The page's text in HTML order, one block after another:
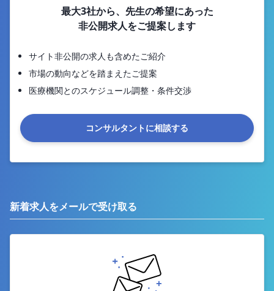
最大3社から、先生の希望にあった
非公開求人をご提案します
サイト非公開の求人も含めたご紹介
市場の動向などを踏まえたご提案
医療機関とのスケジュール調整・条件交渉
コンサルタントに相談する
新着求人をメールで受け取る